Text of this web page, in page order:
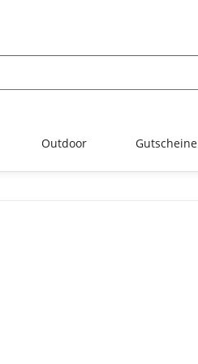
Outdoor Gutscheine